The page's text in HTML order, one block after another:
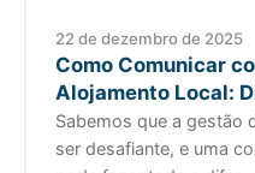
22 de dezembro de 2025
Como Comunicar
Alojamento Local:
Sabemos que a gestão
ser desafiante, e uma